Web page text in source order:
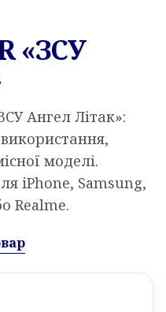
«ЗСУ
Ангел Літак»:
моделі.
iPhone, Samsung,
Realme.